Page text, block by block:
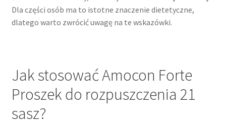
Dla części osób ma to istotne znaczenie dietetyczne,
dlatego warto zwrócić uwagę na te wskazówki.
Jak stosować Amocon Forte
Proszek do rozpuszczenia 21
sasz?